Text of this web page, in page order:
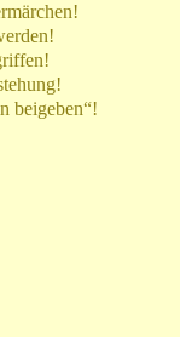
beigeben“!